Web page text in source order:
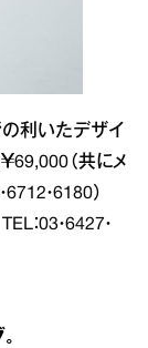
利いたデザイ
69,000（共にメ
6712・6180）
：03・6427・